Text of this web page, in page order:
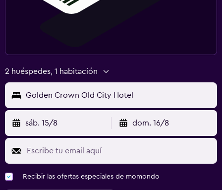
2 huéspedes, 1 habitación
Golden Crown Old City Hotel
sáb. 15/8 dom. 16/8
Recibir las ofertas especiales de momondo